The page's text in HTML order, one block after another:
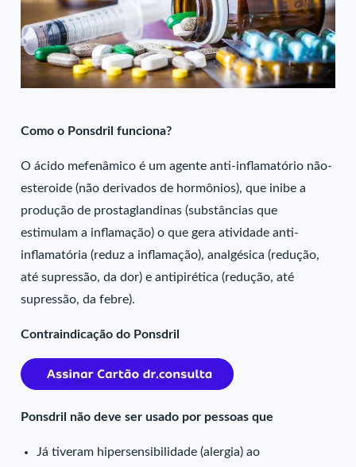
Como o Ponsdril funciona?
O ácido mefenâmico é um agente anti-inflamatório não-
esteroide (não derivados de hormônios), que inibe a
produção de prostaglandinas (substâncias que
estimulam a inflamação) o que gera atividade anti-
inflamatória (reduz a inflamação), analgésica (redução,
até supressão, da dor) e antipirética (redução, até
supressão, da febre).
Contraindicação do Ponsdril
Ponsdril não deve ser usado por pessoas que
Já tiveram hipersensibilidade (alergia) ao